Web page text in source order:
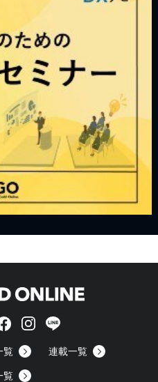
覧 連載一覧
覧